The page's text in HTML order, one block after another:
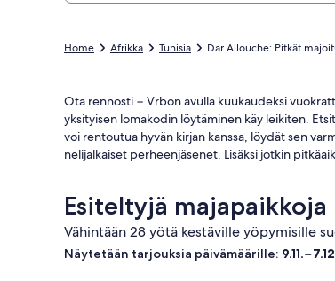
Dar Allouche: Pitkät
Tunisia
Afrikka
Home
Ota rennosti − Vrbon avulla kuukaudeksi
yksityisen lomakodin löytäminen käy leikiten.
voi rentoutua hyvän kirjan kanssa, löydät sen
nelijalkaiset perheenjäsenet. Lisäksi jotkin
Esiteltyjä
Vähintään 28 yötä kestäville yöpymisille
Näytetään tarjouksia päivämäärille: